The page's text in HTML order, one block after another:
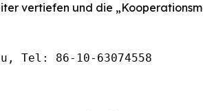
vertiefen und die
Tel: 86-10-63074558